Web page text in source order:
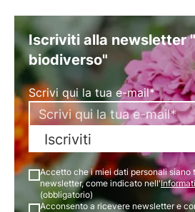
Iscriviti alla newsletter
biodiverso"
Scrivi qui la tua e-mail*
Iscriviti
Accetto che i miei dati personali siano
newsletter, come indicato nell'
(obbligatorio)
Acconsento a ricevere newsletter e